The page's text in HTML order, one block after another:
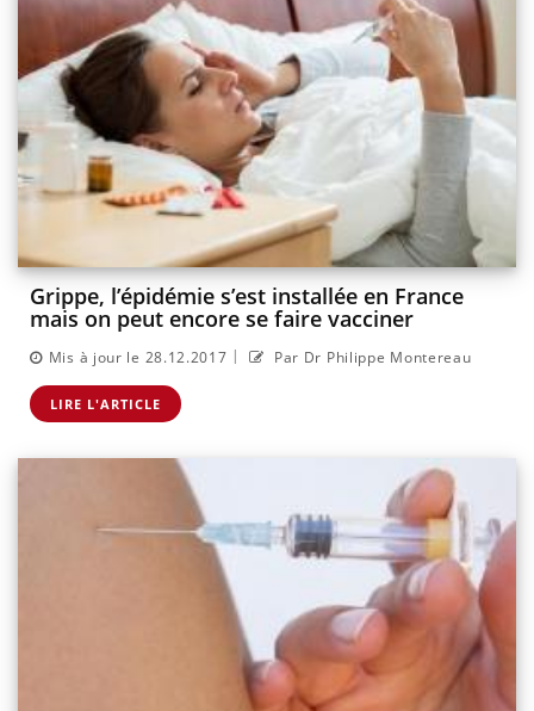
Grippe, l’épidémie s’est installée en France
mais on peut encore se faire vacciner
Mis à jour le 28.12.2017 | Par Dr Philippe Montereau
LIRE L'ARTICLE